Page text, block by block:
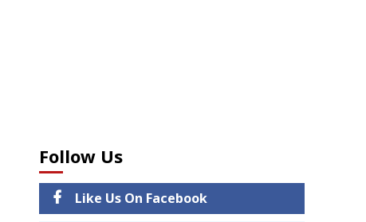
Follow Us
Like Us On Facebook